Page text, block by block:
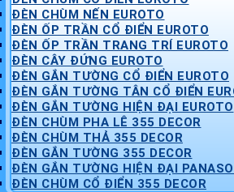
ĐÈN CHÙM NẾN EUROTO
ĐÈN ỐP TRẦN CỔ ĐIỂN EUROTO
ĐÈN ỐP TRẦN TRANG TRÍ EUROTO
ĐÈN CÂY ĐỨNG EUROTO
ĐÈN GẮN TƯỜNG CỔ ĐIỂN EUROTO
ĐÈN GẮN TƯỜNG TÂN CỔ ĐIỂN
ĐÈN GẮN TƯỜNG HIỆN ĐẠI EUROTO
ĐÈN CHÙM PHA LÊ 355 DECOR
ĐÈN CHÙM THẢ 355 DECOR
ĐÈN GẮN TƯỜNG 355 DECOR
ĐÈN GẮN TƯỜNG HIỆN ĐẠI
ĐÈN CHÙM CỔ ĐIỂN 355 DECOR